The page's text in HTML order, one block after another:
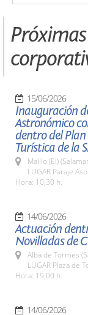
15/06/2026
Inauguración
Astronómico
dentro del
Turística de la
Maíllo (El)
LUGAR Paraje
Hora: 10,30 h.
14/06/2026
Actuación
Novilladas de
Alba de Tormes
LUGAR Plaza de
Hora: 19,00 h.
14/06/2026